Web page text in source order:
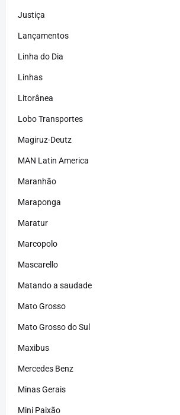
Justiça
Lançamentos
Linha do Dia
Linhas
Litorânea
Lobo Transportes
Magiruz-Deutz
MAN Latin America
Maranhão
Maraponga
Maratur
Marcopolo
Mascarello
Matando a saudade
Mato Grosso
Mato Grosso do Sul
Maxibus
Mercedes Benz
Minas Gerais
Mini Paixão